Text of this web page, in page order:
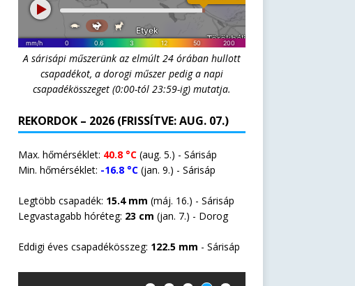
A sárisápi műszerünk az elmúlt 24 órában hullott
csapadékot, a dorogi műszer pedig a napi
csapadékösszeget (0:00-tól 23:59-ig) mutatja.
REKORDOK – 2026 (FRISSÍTVE: AUG. 07.)
Max. hőmérséklet: 40.8 °C(aug. 5.) - Sárisáp
Min. hőmérséklet: -16.8 °C(jan. 9.) - Sárisáp
Legtöbb csapadék: 15.4 mm (máj. 16.) - Sárisáp
Legvastagabb hóréteg: 23 cm (jan. 7.) - Dorog
Eddigi éves csapadékösszeg: 122.5 mm - Sárisáp